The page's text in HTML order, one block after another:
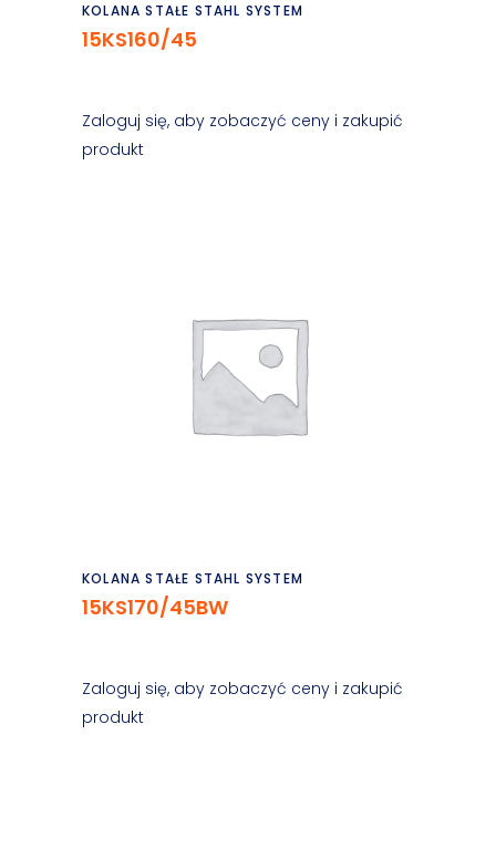
KOLANA STAŁE STAHL SYSTEM
15KS160/45
Zaloguj się, aby zobaczyć ceny i zakupić
produkt
Czytaj dalej
KOLANA STAŁE STAHL SYSTEM
15KS170/45BW
Zaloguj się, aby zobaczyć ceny i zakupić
produkt